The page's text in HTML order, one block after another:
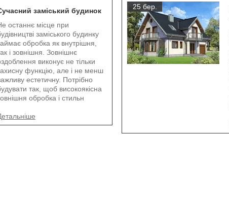
заміський будинок
останнє місце при
заміського будинку
обробка як внутрішня,
і зовнішня. Зовнішнє
виконує не тільки
функцію, але і не менш
естетичну. Потрібно
так, щоб високоякісна
обробка і стильн
25 бер.